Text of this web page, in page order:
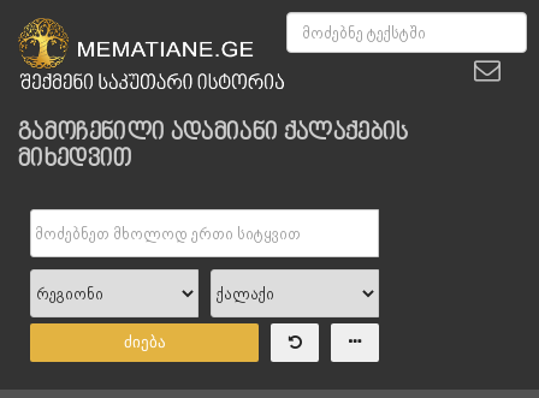
გამოჩენილი ადამიანი ქალაქების
მიხედვით
ძიება